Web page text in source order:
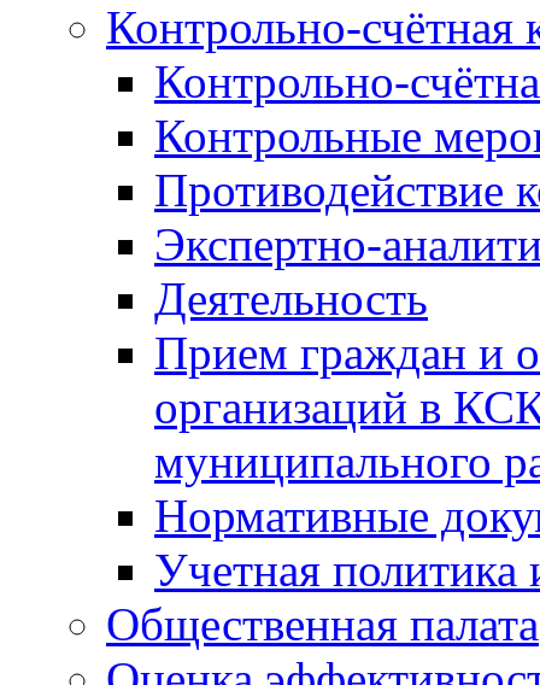
Контрольно-счётная
Контрольно-
Контрольные
Противодействие
Экспертно-
Деятельность
Прием граждан и
организаций в
муниципального
Нормативные
Учетная политика
Общественная палата